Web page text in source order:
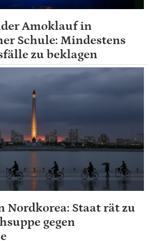
Amoklauf in
Schule: Mindestens
zu beklagen
Nordkorea: Staat rät zu
gegen